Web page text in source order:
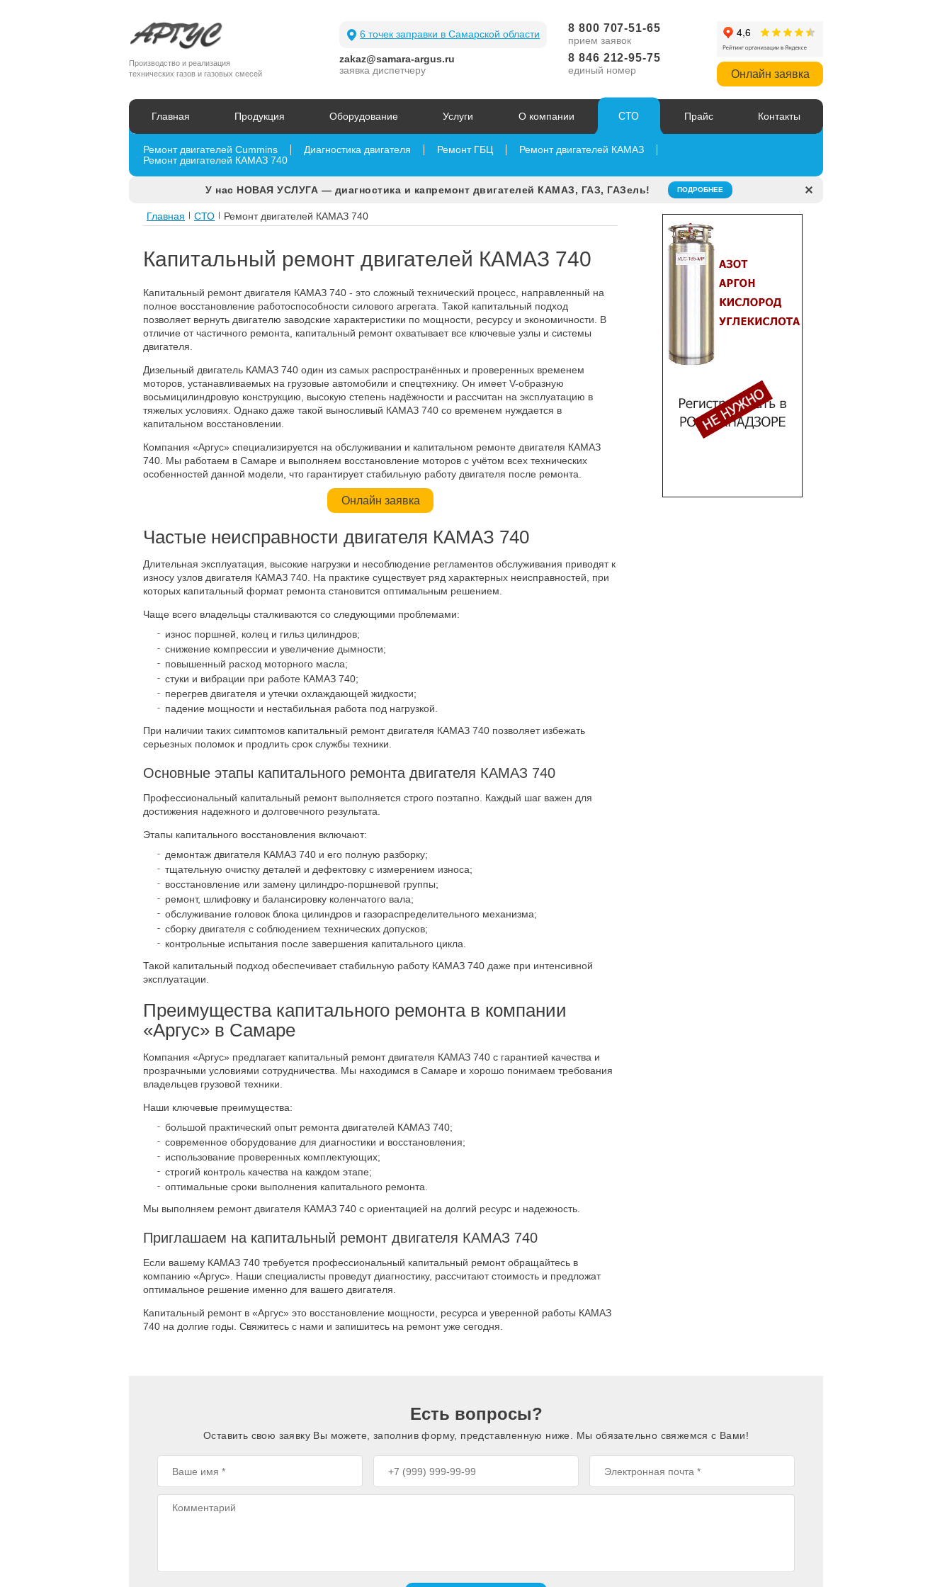
Производство и реализация
технических газов и газовых смесей
6 точек заправки в Самарской области
zakaz@samara-argus.ru
заявка диспетчеру
8 800 707-51-65
прием заявок
8 846 212-95-75
единый номер Онлайн заявка
Главная Продукция Оборудование Услуги О компании СТО Прайс Контакты
Ремонт двигателей Cummins Диагностика двигателя Ремонт ГБЦ
Ремонт двигателей КАМАЗ
Ремонт двигателей КАМАЗ 740
У нас НОВАЯ УСЛУГА — диагностика и капремонт двигателей КАМАЗ, ГАЗ, ГАЗель! ПОДРОБНЕЕ
Главная | СТО | Ремонт двигателей КАМАЗ 740
Капитальный ремонт двигателей КАМАЗ 740
Капитальный ремонт двигателя КАМАЗ 740 - это сложный технический процесс, направленный на
полное восстановление работоспособности силового агрегата. Такой капитальный подход
позволяет вернуть двигателю заводские характеристики по мощности, ресурсу и экономичности. В
отличие от частичного ремонта, капитальный ремонт охватывает все ключевые узлы и системы
двигателя.
Дизельный двигатель КАМАЗ 740 один из самых распространённых и проверенных временем
моторов, устанавливаемых на грузовые автомобили и спецтехнику. Он имеет V-образную
восьмицилиндровую конструкцию, высокую степень надёжности и рассчитан на эксплуатацию в
тяжелых условиях. Однако даже такой выносливый КАМАЗ 740 со временем нуждается в
капитальном восстановлении.
Компания «Аргус» специализируется на обслуживании и капитальном ремонте двигателя КАМАЗ
740. Мы работаем в Самаре и выполняем восстановление моторов с учётом всех технических
особенностей данной модели, что гарантирует стабильную работу двигателя после ремонта.
Онлайн заявка
Частые неисправности двигателя КАМАЗ 740
Длительная эксплуатация, высокие нагрузки и несоблюдение регламентов обслуживания приводят к
износу узлов двигателя КАМАЗ 740. На практике существует ряд характерных неисправностей, при
которых капитальный формат ремонта становится оптимальным решением.
Чаще всего владельцы сталкиваются со следующими проблемами:
износ поршней, колец и гильз цилиндров;
снижение компрессии и увеличение дымности;
повышенный расход моторного масла;
стуки и вибрации при работе КАМАЗ 740;
перегрев двигателя и утечки охлаждающей жидкости;
падение мощности и нестабильная работа под нагрузкой.
При наличии таких симптомов капитальный ремонт двигателя КАМАЗ 740 позволяет избежать
серьезных поломок и продлить срок службы техники.
Основные этапы капитального ремонта двигателя КАМАЗ 740
Профессиональный капитальный ремонт выполняется строго поэтапно. Каждый шаг важен для
достижения надежного и долговечного результата.
Этапы капитального восстановления включают:
демонтаж двигателя КАМАЗ 740 и его полную разборку;
тщательную очистку деталей и дефектовку с измерением износа;
восстановление или замену цилиндро-поршневой группы;
ремонт, шлифовку и балансировку коленчатого вала;
обслуживание головок блока цилиндров и газораспределительного механизма;
сборку двигателя с соблюдением технических допусков;
контрольные испытания после завершения капитального цикла.
Такой капитальный подход обеспечивает стабильную работу КАМАЗ 740 даже при интенсивной
эксплуатации.
Преимущества капитального ремонта в компании
«Аргус» в Самаре
Компания «Аргус» предлагает капитальный ремонт двигателя КАМАЗ 740 с гарантией качества и
прозрачными условиями сотрудничества. Мы находимся в Самаре и хорошо понимаем требования
владельцев грузовой техники.
Наши ключевые преимущества:
большой практический опыт ремонта двигателей КАМАЗ 740;
современное оборудование для диагностики и восстановления;
использование проверенных комплектующих;
строгий контроль качества на каждом этапе;
оптимальные сроки выполнения капитального ремонта.
Мы выполняем ремонт двигателя КАМАЗ 740 с ориентацией на долгий ресурс и надежность.
Приглашаем на капитальный ремонт двигателя КАМАЗ 740
Если вашему КАМАЗ 740 требуется профессиональный капитальный ремонт обращайтесь в
компанию «Аргус». Наши специалисты проведут диагностику, рассчитают стоимость и предложат
оптимальное решение именно для вашего двигателя.
Капитальный ремонт в «Аргус» это восстановление мощности, ресурса и уверенной работы КАМАЗ
740 на долгие годы. Свяжитесь с нами и запишитесь на ремонт уже сегодня.
Есть вопросы?
Оставить свою заявку Вы можете, заполнив форму, представленную ниже. Мы обязательно свяжемся с Вами!